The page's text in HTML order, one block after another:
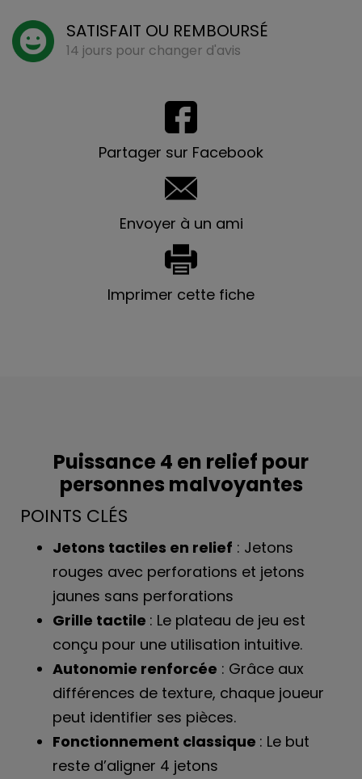
SATISFAIT OU REMBOURSÉ
14 jours pour changer d'avis
Partager sur Facebook
Envoyer à un ami
Imprimer cette fiche
Puissance 4 en relief pour
personnes malvoyantes
POINTS CLÉS
Jetons tactiles en relief : Jetons
rouges avec perforations et jetons
jaunes sans perforations
Grille tactile : Le plateau de jeu est
conçu pour une utilisation intuitive.
Autonomie renforcée : Grâce aux
différences de texture, chaque joueur
peut identifier ses pièces.
Fonctionnement classique : Le but
reste d’aligner 4 jetons